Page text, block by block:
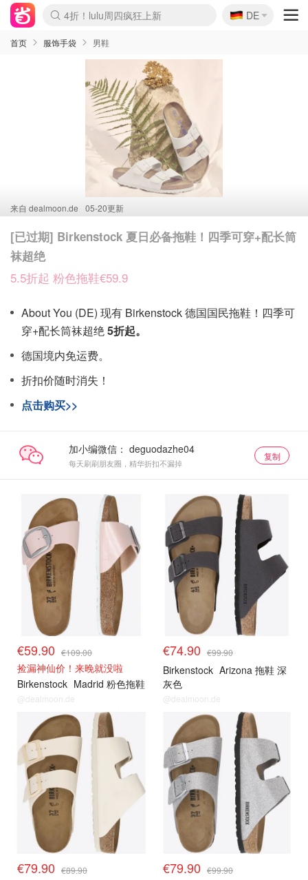
Boticinal 夏促开抢！
4折！lulu周四疯狂上新
还没结束！&OtherStories大促
Joybuy变相75折 随时失效
速领！Stanley独家85折
疑似霸哥！Camper额外叠85折
Zalando 奥莱闪促！每日更新
Moncler反季囤！5折起+叠9折
Coach Brooklyn仅€192
🇩🇪
DE
首页 服饰手袋 男鞋
来自 dealmoon.de 05-20更新
[已过期] Birkenstock 夏日必备拖鞋！四季可穿+配长筒
袜超绝
5.5折起 粉色拖鞋€59.9
About You (DE) 现有 Birkenstock 德国国民拖鞋！四季可
穿+配长筒袜超绝5折起。
德国境内免运费。
折扣价随时消失！
点击购买>>
加小编微信：
每天刷刷朋友圈，精华折扣不漏掉
复制
€59.90 €109.00
捡漏神仙价！来晚就没啦
Birkenstock Madrid 粉色拖鞋
@dealmoon.de
€74.90 €99.90
Birkenstock Arizona 拖鞋 深
灰色
@dealmoon.de
€79.90 €89.90 €79.90 €99.90